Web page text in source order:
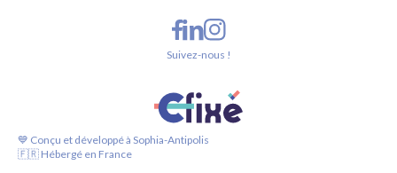
💙 Conçu et développé à Sophia-Antipolis
🇫🇷 Hébergé en France
Suivez-nous !